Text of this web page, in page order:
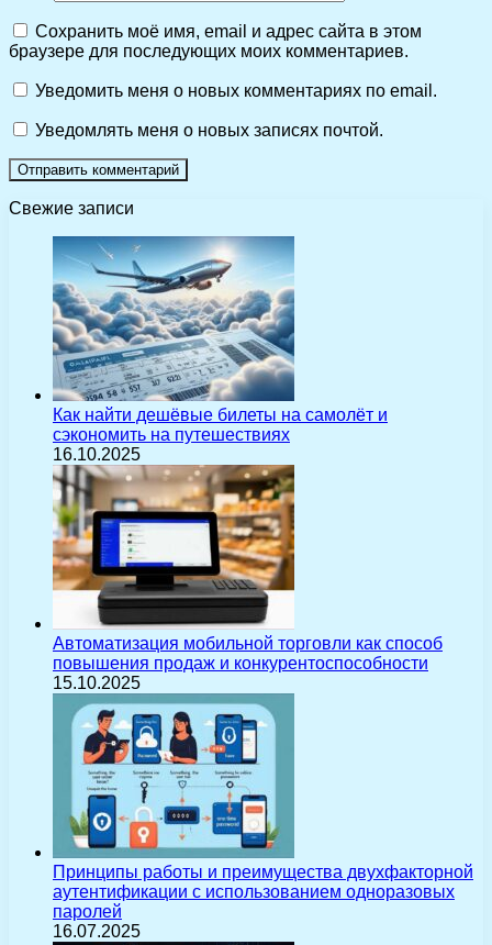
Сохранить моё имя, email и адрес сайта в этом
браузере для последующих моих комментариев.
Уведомить меня о новых комментариях по email.
Уведомлять меня о новых записях почтой.
Свежие записи
Как найти дешёвые билеты на самолёт и
сэкономить на путешествиях
16.10.2025
Автоматизация мобильной торговли как способ
повышения продаж и конкурентоспособности
15.10.2025
Принципы работы и преимущества двухфакторной
аутентификации с использованием одноразовых
паролей
16.07.2025